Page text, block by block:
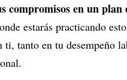
compromisos en un plan
estarás practicando
ti, tanto en tu desempeño